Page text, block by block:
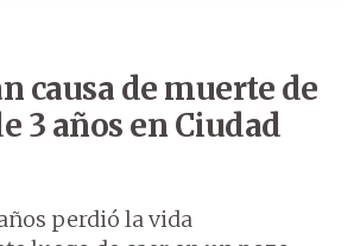
causa de muerte de
3 años en Ciudad
perdió la vida